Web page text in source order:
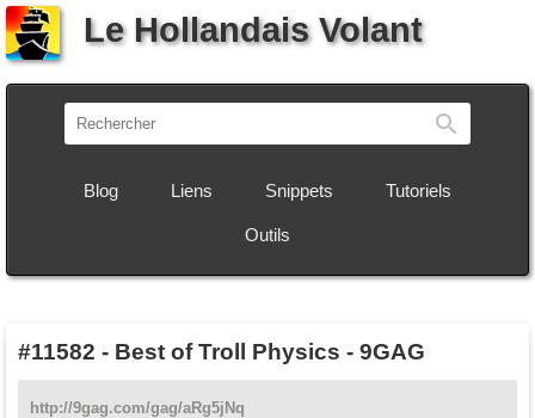
Le Hollandais Volant
Blog Liens Snippets Tutoriels
Outils
#11582 - Best of Troll Physics - 9GAG
http://9gag.com/gag/aRg5jNq